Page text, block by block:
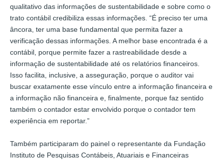
qualitativo das informações de sustentabilidade e sobre como o
trato contábil credibiliza essas informações. “É preciso ter uma
âncora, ter uma base fundamental que permita fazer a
verificação dessas informações. A melhor base encontrada é a
contábil, porque permite fazer a rastreabilidade desde a
informação de sustentabilidade até os relatórios financeiros.
Isso facilita, inclusive, a asseguração, porque o auditor vai
buscar exatamente esse vínculo entre a informação financeira e
a informação não financeira e, finalmente, porque faz sentido
também o contador estar envolvido porque o contador tem
experiência em reportar.”
Também participaram do painel o representante da Fundação
Instituto de Pesquisas Contábeis, Atuariais e Financeiras